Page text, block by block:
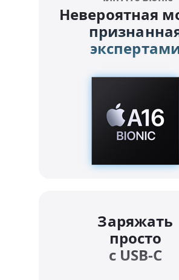
Невероятная
Заряжать
просто
с USB-C